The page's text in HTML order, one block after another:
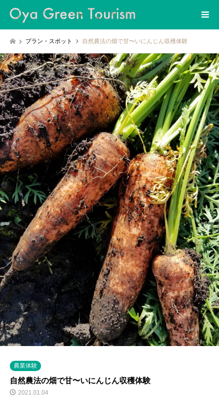
プラン・スポット 自然農法の畑で甘〜いにんじん収穫体験
農業体験
自然農法の畑で甘〜いにんじん収穫体験
2021.01.04